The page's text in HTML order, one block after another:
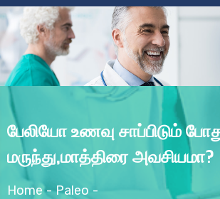
பேலியோ உணவு சாப்பிடும்
மருந்து,மாத்திரை அவசியமா?
Home - Paleo -